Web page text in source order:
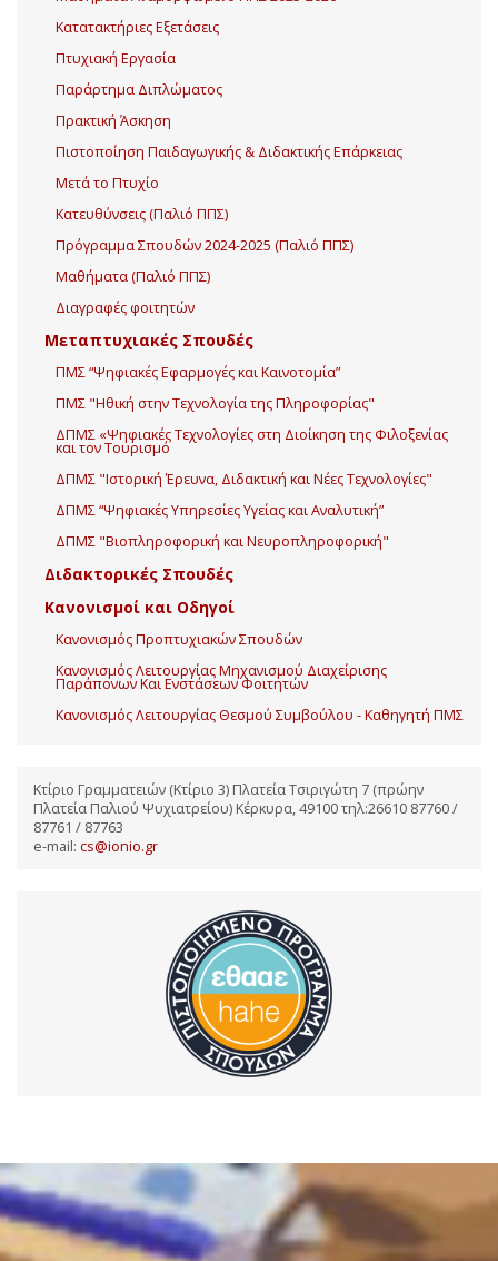
Κατατακτήριες Εξετάσεις
Πτυχιακή Εργασία
Παράρτημα Διπλώματος
Πρακτική Άσκηση
Πιστοποίηση Παιδαγωγικής & Διδακτικής Επάρκειας
Μετά το Πτυχίο
Κατευθύνσεις (Παλιό ΠΠΣ)
Πρόγραμμα Σπουδών 2024-2025 (Παλιό ΠΠΣ)
Μαθήματα (Παλιό ΠΠΣ)
Διαγραφές φοιτητών
Μεταπτυχιακές Σπουδές
ΠΜΣ “Ψηφιακές Εφαρμογές και Καινοτομία”
ΠΜΣ "Ηθική στην Τεχνολογία της Πληροφορίας"
ΔΠΜΣ «Ψηφιακές Τεχνολογίες στη Διοίκηση της Φιλοξενίας
και τον Τουρισμό
ΔΠΜΣ "Ιστορική Έρευνα, Διδακτική και Νέες Τεχνολογίες"
ΔΠΜΣ “Ψηφιακές Υπηρεσίες Υγείας και Αναλυτική”
ΔΠΜΣ "Βιοπληροφορική και Νευροπληροφορική"
Διδακτορικές Σπουδές
Κανονισμοί και Οδηγοί
Κανονισμός Προπτυχιακών Σπουδών
Κανονισμός Λειτουργίας Μηχανισμού Διαχείρισης
Παράπονων Και Ενστάσεων Φοιτητών
Κανονισμός Λειτουργίας Θεσμού Συμβούλου - Καθηγητή ΠΜΣ
Κτίριο Γραμματειών (Κτίριο 3) Πλατεία Τσιριγώτη 7 (πρώην
Πλατεία Παλιού Ψυχιατρείου) Κέρκυρα, 49100 τηλ:26610 87760 /
87761 / 87763
e-mail: cs@ionio.gr